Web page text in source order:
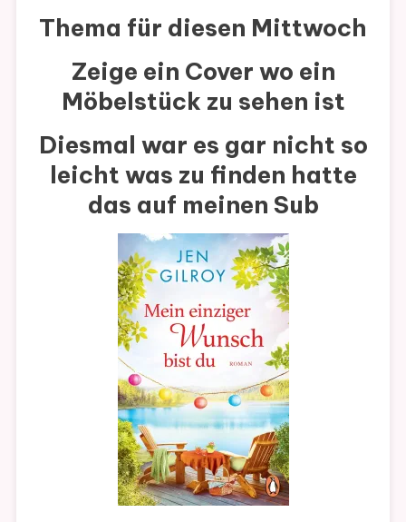
Thema für diesen Mittwoch
Zeige ein Cover wo ein
Möbelstück zu sehen ist
Diesmal war es gar nicht so
leicht was zu finden hatte
das auf meinen Sub